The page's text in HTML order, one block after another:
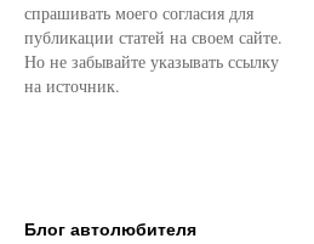
спрашивать моего согласия для
публикации статей на своем сайте.
Но не забывайте указывать ссылку
на источник.
Блог автолюбителя